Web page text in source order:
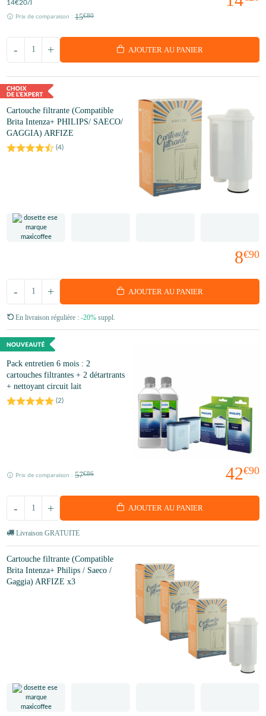
14€20/l
Prix de comparaison : 15€80
+
- AJOUTER AU PANIER
Cartouche filtrante (Compatible
Brita Intenza+ PHILIPS/ SAECO/
GAGGIA) ARFIZE
(4)
8€90
+
- AJOUTER AU PANIER
En livraison régulière : -20% suppl.
Pack entretien 6 mois : 2
cartouches filtrantes + 2 détartrants
+ nettoyant circuit lait
(2)
42€90
Prix de comparaison : 57€86
+
- AJOUTER AU PANIER
Livraison GRATUITE
Cartouche filtrante (Compatible
Brita Intenza+ Philips / Saeco /
Gaggia) ARFIZE x3